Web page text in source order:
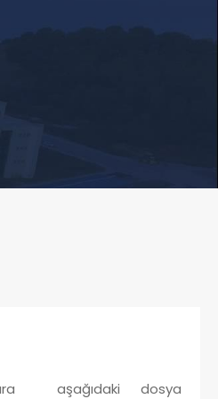
aşağıdaki dosya